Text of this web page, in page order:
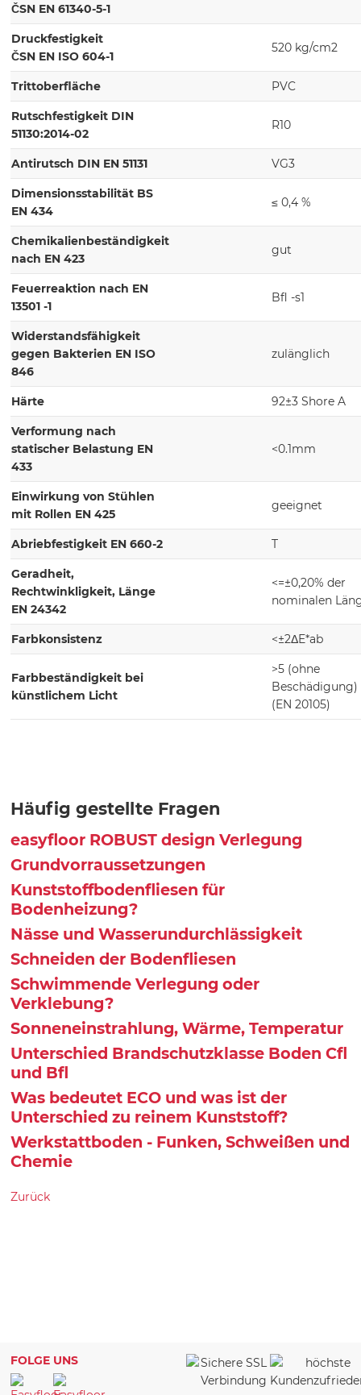
ČSN EN 61340-5-1
Druckfestigkeit
ČSN EN ISO 604-1
520 kg/cm2
Trittoberfläche PVC
Rutschfestigkeit DIN
51130:2014-02
R10
Antirutsch DIN EN 51131 VG3
Dimensionsstabilität BS
EN 434
≤ 0,4 %
Chemikalienbeständigkeit
nach EN 423
gut
Feuerreaktion nach EN
13501 -1
Bfl -s1
Widerstandsfähigkeit
gegen Bakterien EN ISO
846
zulänglich
Härte 92±3 Shore A
Verformung nach
statischer Belastung EN
433
<0.1mm
Einwirkung von Stühlen
mit Rollen EN 425
geeignet
Abriebfestigkeit EN 660-2 T
Geradheit,
Rechtwinkligkeit, Länge
EN 24342
<=±0,20% der
nominalen
Farbkonsistenz <±2ΔE*ab
Farbbeständigkeit bei
künstlichem Licht
>5 (ohne
Beschädigung)
(EN 20105)
Häufig gestellte Fragen
easyfloor ROBUST design Verlegung
Grundvorraussetzungen
Kunststoffbodenfliesen für
Bodenheizung?
Nässe und Wasserundurchlässigkeit
Schneiden der Bodenfliesen
Schwimmende Verlegung oder
Verklebung?
Sonneneinstrahlung, Wärme, Temperatur
Unterschied Brandschutzklasse Boden Cfl
und Bfl
Was bedeutet ECO und was ist der
Unterschied zu reinem Kunststoff?
Werkstattboden - Funken, Schweißen und
Chemie
Zurück
FOLGE UNS